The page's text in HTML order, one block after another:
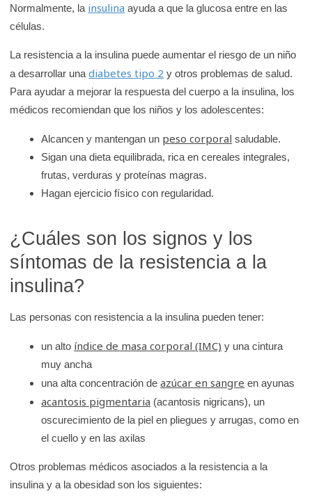
i
o
t
e
c
a
H
e
a
t
Normalmente, la insulina ayuda a que la glucosa entre en las
células.
La resistencia a la insulina puede aumentar el riesgo de un niño
a desarrollar unadiabetes tipo 2 y otros problemas de salud.
Para ayudar a mejorar la respuesta del cuerpo a la insulina, los
médicos recomiendan que los niños y los adolescentes:
Alcancen y mantengan un peso corporal saludable.
Sigan una dieta equilibrada, rica en cereales integrales,
frutas, verduras y proteínas magras.
Hagan ejercicio físico con regularidad.
¿Cuáles son los signos y los
síntomas de la resistencia a la
insulina?
Las personas con resistencia a la insulina pueden tener:
un alto índice de masa corporal (IMC) y una cintura
muy ancha
una alta concentración deazúcar en sangre en ayunas
acantosis pigmentaria (acantosis nigricans), un
oscurecimiento de la piel en pliegues y arrugas, como en
el cuello y en las axilas
Otros problemas médicos asociados a la resistencia a la
insulina y a la obesidad son los siguientes: